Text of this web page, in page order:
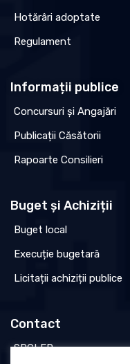
Hotărâri adoptate
Regulament
Informații publice
Concursuri și Angajări
Publicații Căsătorii
Rapoarte Consilieri
Buget și Achiziții
Buget local
Execuție bugetară
Licitații achiziții publice
Contact
SPCLEP